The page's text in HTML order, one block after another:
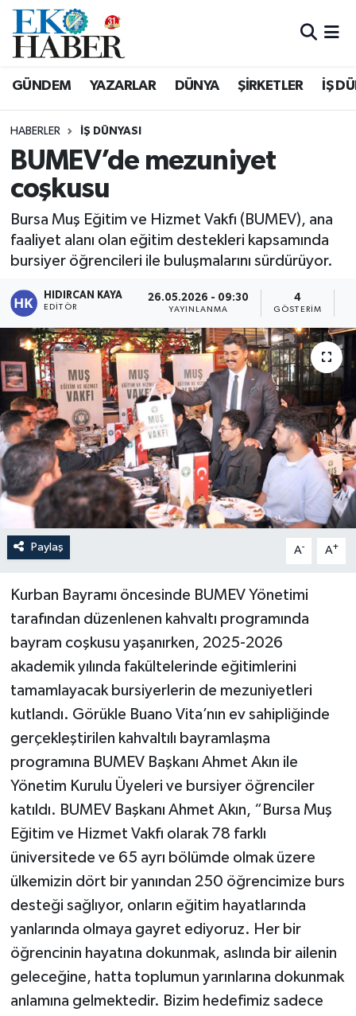
GÜNDEM YAZARLAR DÜNYA ŞİRKETLER İŞ
HABERLER İŞ DÜNYASI
BUMEV’de mezuniyet
coşkusu
Bursa Muş Eğitim ve Hizmet Vakfı (BUMEV), ana
faaliyet alanı olan eğitim destekleri kapsamında
bursiyer öğrencileri ile buluşmalarını sürdürüyor.
HIDIRCAN KAYA
EDITÖR
26.05.2026 - 09:30
YAYINLANMA
4
GÖSTERIM
Paylaş A- A+
Kurban Bayramı öncesinde BUMEV Yönetimi
tarafından düzenlenen kahvaltı programında
bayram coşkusu yaşanırken, 2025-2026
akademik yılında fakültelerinde eğitimlerini
tamamlayacak bursiyerlerin de mezuniyetleri
kutlandı. Görükle Buano Vita’nın ev sahipliğinde
gerçekleştirilen kahvaltılı bayramlaşma
programına BUMEV Başkanı Ahmet Akın ile
Yönetim Kurulu Üyeleri ve bursiyer öğrenciler
katıldı. BUMEV Başkanı Ahmet Akın, “Bursa Muş
Eğitim ve Hizmet Vakfı olarak 78 farklı
üniversitede ve 65 ayrı bölümde olmak üzere
ülkemizin dört bir yanından 250 öğrencimize burs
desteği sağlıyor, onların eğitim hayatlarında
yanlarında olmaya gayret ediyoruz. Her bir
öğrencinin hayatına dokunmak, aslında bir ailenin
geleceğine, hatta toplumun yarınlarına dokunmak
anlamına gelmektedir. Bizim hedefimiz sadece
Hava Durumu
Tüm Manşetler
Son Dakika Haberleri
Haber Arşivi